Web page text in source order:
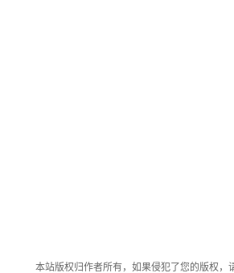
本站版权归作者所有，如果侵犯了您的版权